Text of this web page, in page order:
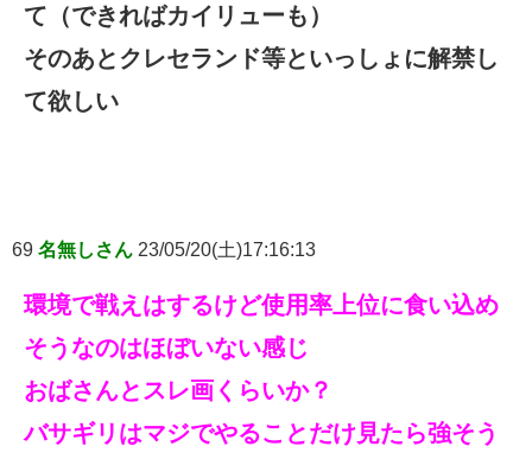
て（できればカイリューも）
そのあとクレセランド等といっしょに解禁し
て欲しい
69 名無しさん 23/05/20(土)17:16:13
環境で戦えはするけど使用率上位に食い込め
そうなのはほぼいない感じ
おばさんとスレ画くらいか？
バサギリはマジでやることだけ見たら強そう